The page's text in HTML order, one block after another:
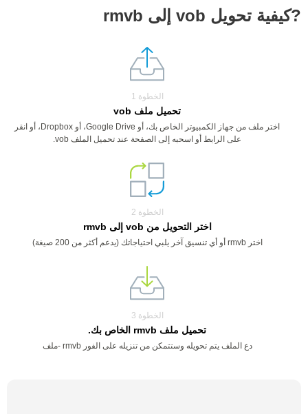
?كيفية تحويل vob إلى rmvb
الخطوة 1
تحميل ملف vob
اختر ملف من جهاز الكمبيوتر الخاص بك، أو Google Drive، أو Dropbox، أو انقر
على الرابط أو اسحبه إلى الصفحة عند تحميل الملف vob.
الخطوة 2
اختر التحويل من vob إلى rmvb
اختر rmvb أو أي تنسيق آخر يلبي احتياجاتك (يدعم أكثر من 200 صيغة)
الخطوة 3
تحميل ملف rmvb الخاص بك.
دع الملف يتم تحويله وستتمكن من تنزيله على الفور rmvb -ملف